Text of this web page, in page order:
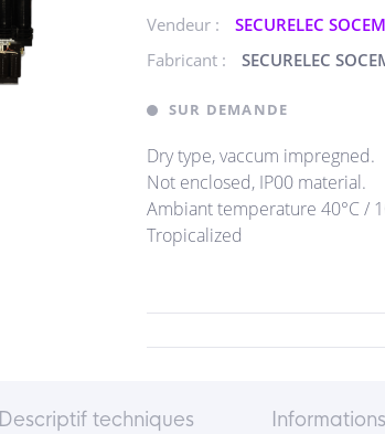
Vendeur : SECURELEC SOCEM
Fabricant :
SECURELEC
SUR DEMANDE
Dry type, vaccum impregned.
Not enclosed, IP00 material.
Ambiant temperature 40°C /
Tropicalized
Descriptif techniques